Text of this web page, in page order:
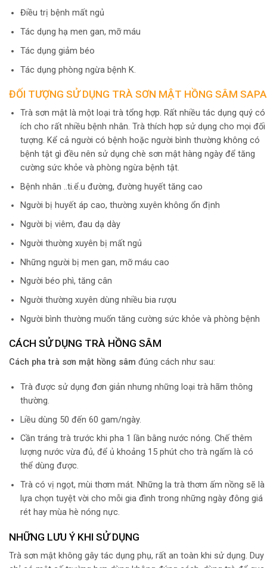
Điều trị bệnh mất ngủ
Tác dụng hạ men gan, mỡ máu
Tác dụng giảm béo
Tác dụng phòng ngừa bệnh K.
ĐỐI TƯỢNG SỬ DỤNG TRÀ SƠN MẬT HỒNG SÂM SAPA
Trà sơn mật là một loại trà tổng hợp. Rất nhiều tác dụng quý có
ích cho rất nhiều bệnh nhân. Trà thích hợp sử dụng cho mọi đối
tượng. Kể cả người có bệnh hoặc người bình thường không có
bệnh tật gì đều nên sử dụng chè sơn mật hàng ngày để tăng
cường sức khỏe và phòng ngừa bệnh tật.
Bệnh nhân ..ti.ể.u đường, đường huyết tăng cao
Người bị huyết áp cao, thường xuyên không ổn định
Người bị viêm, đau dạ dày
Người thường xuyên bị mất ngủ
Những người bị men gan, mỡ máu cao
Người béo phì, tăng cân
Người thường xuyên dùng nhiều bia rượu
Người bình thường muốn tăng cường sức khỏe và phòng bệnh
CÁCH SỬ DỤNG TRÀ HỒNG SÂM
Cách pha trà sơn mật hồng sâm đúng cách như sau:
Trà được sử dụng đơn giản nhưng những loại trà hãm thông
thường.
Liều dùng 50 đến 60 gam/ngày.
Cần tráng trà trước khi pha 1 lần bằng nước nóng. Chế thêm
lượng nước vừa đủ, để ủ khoảng 15 phút cho trà ngấm là có
thể dùng được.
Trà có vị ngọt, mùi thơm mát. Những la trà thơm ấm nồng sẽ là
lựa chọn tuyệt vời cho mỗi gia đình trong những ngày đông giá
rét hay mùa hè nóng nực.
NHỮNG LƯU Ý KHI SỬ DỤNG
Trà sơn mật không gây tác dụng phụ, rất an toàn khi sử dụng. Duy